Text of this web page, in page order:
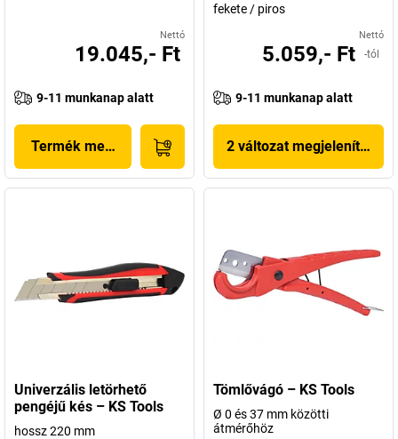
Nettó
19.045,- Ft
9-11 munkanap alatt
Termék megjelenítése
fekete / piros
Nettó
5.059,- Ft -tól
9-11 munkanap alatt
2 változat megjelenítése
Univerzális letörhető
pengéjű kés – KS Tools
hossz 220 mm
Tömlővágó – KS Tools
Ø 0 és 37 mm közötti
átmérőhöz